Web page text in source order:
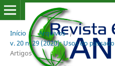
Início / Arquivos /
v. 20 n. 29 (2020): Usos do
Artigos